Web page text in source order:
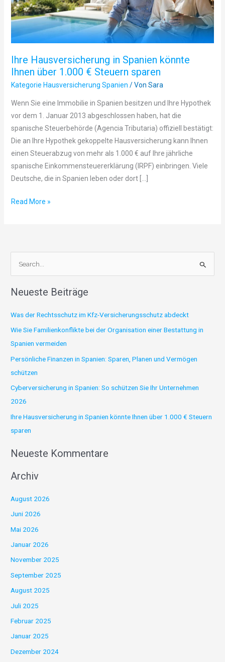
Ihre Hausversicherung in Spanien könnte
Ihnen über 1.000 € Steuern sparen
Kategorie Hausversicherung Spanien / Von Sara
Wenn Sie eine Immobilie in Spanien besitzen und Ihre Hypothek
vor dem 1. Januar 2013 abgeschlossen haben, hat die
spanische Steuerbehörde (Agencia Tributaria) offiziell bestätigt:
Die an Ihre Hypothek gekoppelte Hausversicherung kann Ihnen
einen Steuerabzug von mehr als 1.000 € auf Ihre jährliche
spanische Einkommensteuererklärung (IRPF) einbringen. Viele
Deutsche, die in Spanien leben oder dort […]
über
1.000
sparen
Read More »
c
e
n
n
a
c
h
:
Neueste Beiträge
Was der Rechtsschutz im Kfz-Versicherungsschutz abdeckt
Wie Sie Familienkonflikte bei der Organisation einer Bestattung in
Spanien vermeiden
Persönliche Finanzen in Spanien: Sparen, Planen und Vermögen
schützen
Cyberversicherung in Spanien: So schützen Sie Ihr Unternehmen
2026
Ihre Hausversicherung in Spanien könnte Ihnen über 1.000 € Steuern
sparen
Neueste Kommentare
Archiv
August 2026
Juni 2026
Mai 2026
Januar 2026
November 2025
September 2025
August 2025
Juli 2025
Februar 2025
Januar 2025
Dezember 2024